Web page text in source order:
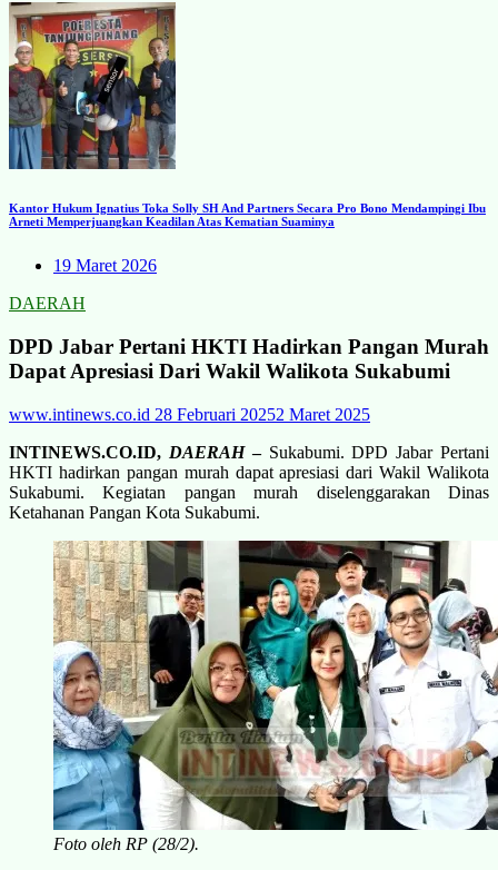
Kantor Hukum Ignatius Toka Solly SH And Partners Secara Pro Bono Mendampingi Ibu
Arneti Memperjuangkan Keadilan Atas Kematian Suaminya
19 Maret 2026
DAERAH
DPD Jabar Pertani HKTI Hadirkan Pangan Murah
Dapat Apresiasi Dari Wakil Walikota Sukabumi
www.intinews.co.id 28 Februari 20252 Maret 2025
INTINEWS.CO.ID, DAERAH–Sukabumi. DPD Jabar Pertani
HKTI hadirkan pangan murah dapat apresiasi dari Wakil Walikota
Sukabumi. Kegiatan pangan murah diselenggarakan Dinas
Ketahanan Pangan Kota Sukabumi.
Foto oleh RP (28/2).